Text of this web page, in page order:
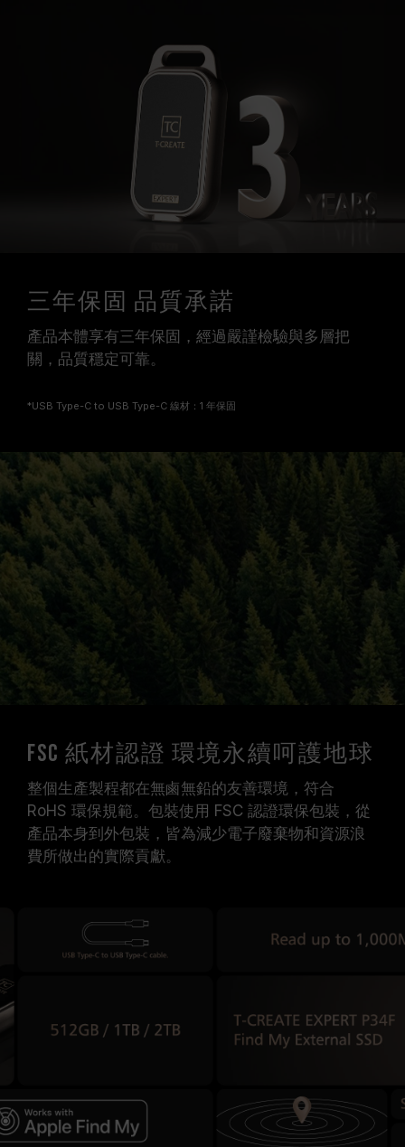
三年保固 品質承諾
產品本體享有三年保固，經過嚴謹檢驗與多層把
關，品質穩定可靠。
*USB Type-C to USB Type-C 線材：1 年保固
FSC 紙材認證 環境永續呵護地球
整個生產製程都在無鹵無鉛的友善環境，符合
RoHS 環保規範。包裝使用 FSC 認證環保包裝，從
產品本身到外包裝，皆為減少電子廢棄物和資源浪
費所做出的實際貢獻。